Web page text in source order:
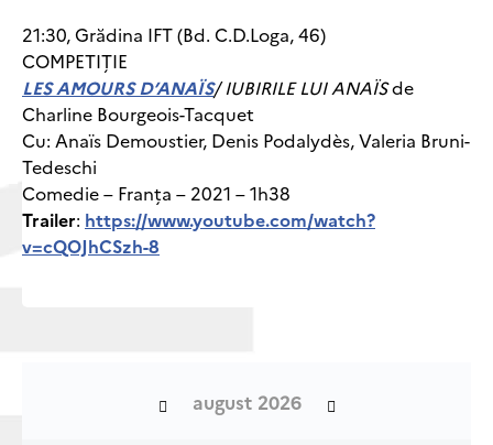
21:30, Grădina IFT (Bd. C.D.Loga, 46)
COMPETIȚIE
LES AMOURS D’ANAÏS/ IUBIRILE LUI ANAÏSde
Charline Bourgeois-Tacquet
Cu: Anaïs Demoustier, Denis Podalydès, Valeria Bruni-
Tedeschi
Comedie – Franța – 2021 – 1h38
Trailer: https://www.youtube.com/watch?
v=cQOJhCSzh-8
august 2026